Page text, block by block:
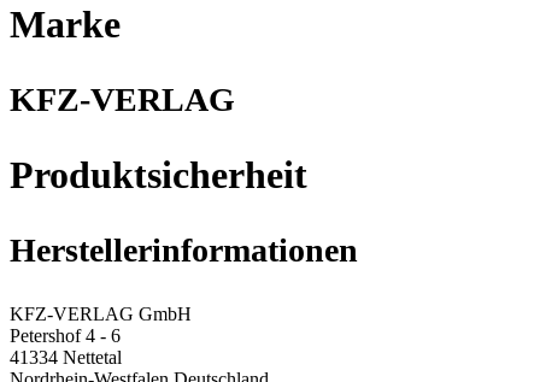
Marke
KFZ-VERLAG
Produktsicherheit
Herstellerinformationen
KFZ-VERLAG GmbH
Petershof 4 - 6
41334 Nettetal